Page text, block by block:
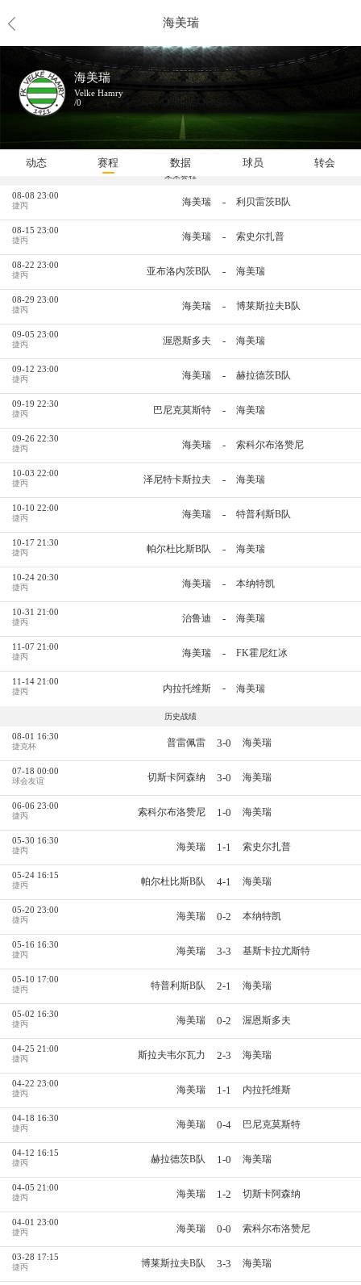
海美瑞
海美瑞
Velke Hamry
/0
动态 赛程 数据 球员 转会
未来赛程
08-08 23:00
捷丙 海美瑞 - 利贝雷茨B队
08-15 23:00
捷丙 海美瑞 - 索史尔扎普
08-22 23:00
捷丙 亚布洛内茨B队 - 海美瑞
08-29 23:00
捷丙 海美瑞 - 博莱斯拉夫B队
09-05 23:00
捷丙 渥恩斯多夫 - 海美瑞
09-12 23:00
捷丙 海美瑞 - 赫拉德茨B队
09-19 22:30
捷丙 巴尼克莫斯特 - 海美瑞
09-26 22:30
捷丙 海美瑞 - 索科尔布洛赞尼
10-03 22:00
捷丙 泽尼特卡斯拉夫 - 海美瑞
10-10 22:00
捷丙 海美瑞 - 特普利斯B队
10-17 21:30
捷丙 帕尔杜比斯B队 - 海美瑞
10-24 20:30
捷丙 海美瑞 - 本纳特凯
10-31 21:00
捷丙 治鲁迪 - 海美瑞
11-07 21:00
捷丙 海美瑞 - FK霍尼红冰
11-14 21:00
捷丙 内拉托维斯 - 海美瑞
历史战绩
08-01 16:30
捷克杯 普雷佩雷 3-0 海美瑞
07-18 00:00
球会友谊 切斯卡阿森纳 3-0 海美瑞
06-06 23:00
捷丙 索科尔布洛赞尼 1-0 海美瑞
05-30 16:30
捷丙 海美瑞 1-1 索史尔扎普
05-24 16:15
捷丙 帕尔杜比斯B队 4-1 海美瑞
05-20 23:00
捷丙 海美瑞 0-2 本纳特凯
05-16 16:30
捷丙 海美瑞 3-3 基斯卡拉尤斯特
05-10 17:00
捷丙 特普利斯B队 2-1 海美瑞
05-02 16:30
捷丙 海美瑞 0-2 渥恩斯多夫
04-25 21:00
捷丙 斯拉夫韦尔瓦力 2-3 海美瑞
04-22 23:00
捷丙 海美瑞 1-1 内拉托维斯
04-18 16:30
捷丙 海美瑞 0-4 巴尼克莫斯特
04-12 16:15
捷丙 赫拉德茨B队 1-0 海美瑞
04-05 21:00
捷丙 海美瑞 1-2 切斯卡阿森纳
04-01 23:00
捷丙 海美瑞 0-0 索科尔布洛赞尼
03-28 17:15
捷丙 博莱斯拉夫B队 3-3 海美瑞